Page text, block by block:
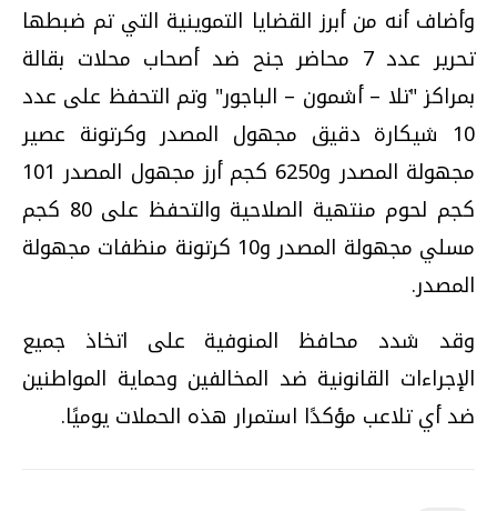
وأضاف أنه من أبرز القضايا التموينية التي تم ضبطها
تحرير عدد 7 محاضر جنح ضد أصحاب محلات بقالة
بمراكز "تلا – أشمون – الباجور" وتم التحفظ على عدد
10 شيكارة دقيق مجهول المصدر وكرتونة عصير
مجهولة المصدر و6250 كجم أرز مجهول المصدر 101
كجم لحوم منتهية الصلاحية والتحفظ على 80 كجم
مسلي مجهولة المصدر و10 كرتونة منظفات مجهولة
المصدر.
وقد شدد محافظ المنوفية على اتخاذ جميع
الإجراءات القانونية ضد المخالفين وحماية المواطنين
ضد أي تلاعب مؤكدًا استمرار هذه الحملات يوميًا.